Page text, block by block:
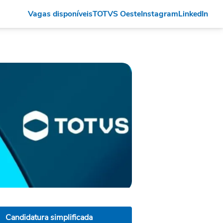
Vagas disponíveisTOTVS OesteInstagramLinkedIn
Candidatura simplificada